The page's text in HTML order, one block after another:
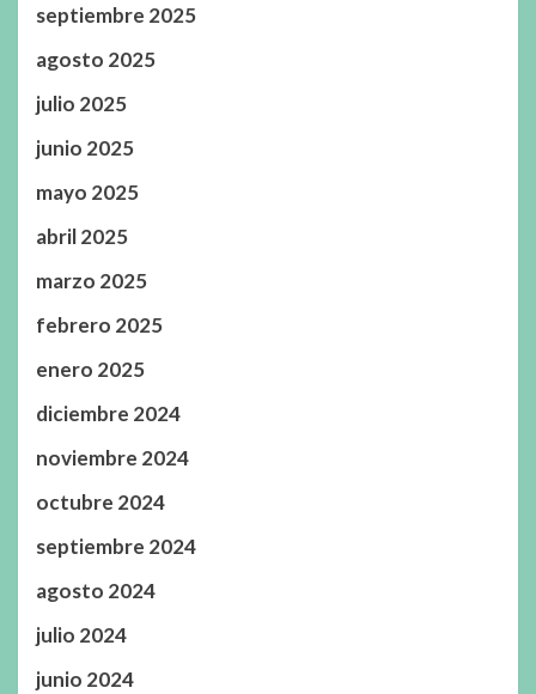
septiembre 2025
agosto 2025
julio 2025
junio 2025
mayo 2025
abril 2025
marzo 2025
febrero 2025
enero 2025
diciembre 2024
noviembre 2024
octubre 2024
septiembre 2024
agosto 2024
julio 2024
junio 2024